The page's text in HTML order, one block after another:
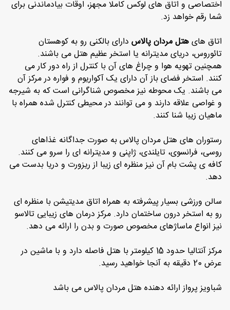
اختصاصی و اتاق های لوکس کاملا مجهز، اوقات بیادماندنی برای
شما رقم خواهد زد.
اتاق هایهتل مردان پالاس دارای بالکنی رو به کوهستان
تائوروس، دریای مدیترانه یا استخر عظیم هتل می باشند.
همچنین تهویه هوا و چراغ های آن با کنترل از راه دور کار می
کنند. استخر فضای باز آن دارای یک آکواریوم و فواره در مرکز آن
می باشند. یک محوطه نیز مخصوص شناگرانی است که به شیرجه
و غواصی علاقه دارند و می توانند در محیطی کنترل شده همراه با
ماهیان زیبا شنا کنند.
رستوران های هتل مردان پالاس به صورت جداگانه غذاهای
روسی، فرانسوی، تایلندی، ژاپنی و مدیترانه ای را سرو می کنند.
کافه ی پشت بام آن نیز منظره ای زیبا از ریزورت و دریا بدست می
دهد.
سالن ورزشی بسیار پیشرفته به همراه اتاق مدیتیشن با منظره ای
رو به استخر درون ساختمان دارد. مرکز درمان های زیبایی تالاسو
نیز انواع ماساژهای مخصوص صورت و بدن را ارائه می دهد.
مرکز آنتالیا حدود 15 کیلومتر با هتل فاصله دارد و با ماشین در
عرض 20 دقیقه به آنجا خواهید رسید.
شباویز پرواز ارائه دهنده هتل مردان پالاس می باشد